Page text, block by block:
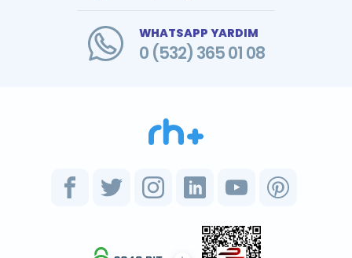
WHATSAPP YARDIM
0 (532) 365 01 08